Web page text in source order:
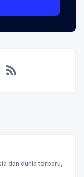
dan dunia terbaru,